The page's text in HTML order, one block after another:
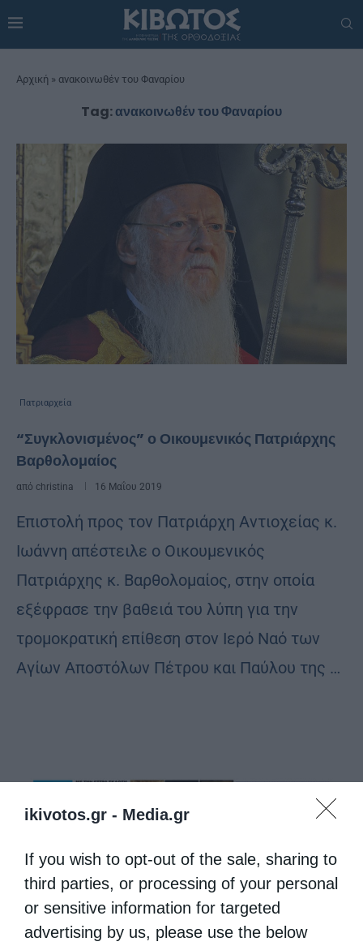
ikivotos.gr - Media.gr
If you wish to opt-out of the sale, sharing to
third parties, or processing of your personal
or sensitive information for targeted
advertising by us, please use the below
Αρχική » ανακοινωθέν του Φαναρίου
Tag:ανακοινωθέν του Φαναρίου
Πατριαρχεία
“Συγκλονισμένος” ο Οικουμενικός Πατριάρχης
Βαρθολομαίος
από christina 16 Μαΐου 2019
Επιστολή προς τον Πατριάρχη Αντιοχείας κ.
Ιωάννη απέστειλε ο Οικουμενικός
Πατριάρχης κ. Βαρθολομαίος, στην οποία
εξέφρασε την βαθειά του λύπη για την
τρομοκρατική επίθεση στον Ιερό Ναό των
Αγίων Αποστόλων Πέτρου και Παύλου της …